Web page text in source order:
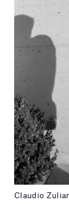
Claudio